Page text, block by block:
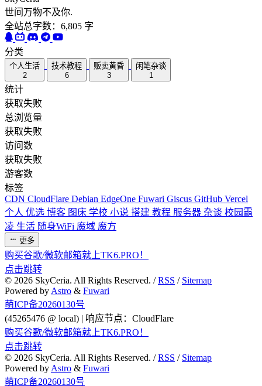
世间万物不及你.
全站总字数：6,805 字
分类
个人生活
2
技术教程
6
贩卖黄昏
3
闲笔杂谈
1
统计
获取失败
总浏览量
获取失败
访问数
获取失败
游客数
标签
CDN CloudFlare Debian EdgeOne Fuwari Giscus GitHub Vercel
个人 优选 博客 图床 学校 小说 搭建 教程 服务器 杂谈 校园霸
凌 生活 随身WiFi 魔域 魔方
更多
购买谷歌/微软邮箱就上TK6.PRO！
点击跳转
© 2026 SkyCeria. All Rights Reserved. /RSS / Sitemap
Powered by Astro & Fuwari
萌ICP备20260130号
(45265476 @ local) | 响应节点：CloudFlare
购买谷歌/微软邮箱就上TK6.PRO！
点击跳转
© 2026 SkyCeria. All Rights Reserved. /RSS / Sitemap
Powered by Astro & Fuwari
萌ICP备20260130号